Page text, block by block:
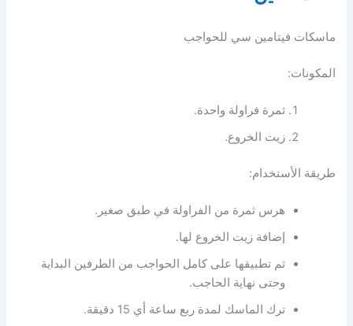
ماسكات فيتامين سي للحواجب
المكونات:
ثمرة فراولة واحدة.
زيت الخروع.
طريقة الأستخدام:
هرس ثمرة من الفراولة في طبق صغير.
إضافة زيت الخروع لها.
ثم تطبيقها على كامل الحواجب من الطرفين البداية
وحتى نهاية الحاجب.
ترك الماسك لمدة ربع ساعة أي 15 دقيقة.